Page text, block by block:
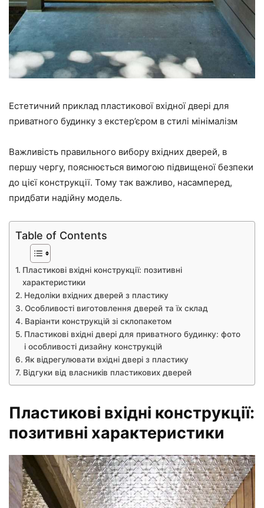
Естетичний приклад пластикової вхідної двері для
приватного будинку з екстер’єром в стилі мінімалізм
Важливість правильного вибору вхідних дверей, в
першу чергу, пояснюється вимогою підвищеної безпеки
до цієї конструкції. Тому так важливо, насамперед,
придбати надійну модель.
Table of Contents
Пластикові вхідні конструкції: позитивні
характеристики
Недоліки вхідних дверей з пластику
Особливості виготовлення дверей та їх склад
Варіанти конструкцій зі склопакетом
Пластикові вхідні двері для приватного будинку: фото
і особливості дизайну конструкцій
Як відрегулювати вхідні двері з пластику
Відгуки від власників пластикових дверей
Пластикові вхідні конструкції:
позитивні характеристики